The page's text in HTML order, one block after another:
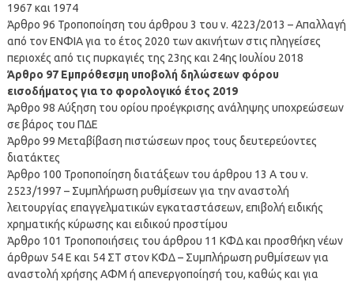
1967 και 1974
Άρθρο 96 Τροποποίηση του άρθρου 3 του ν. 4223/2013 – Απαλλαγή
από τον ΕΝΦΙΑ για το έτος 2020 των ακινήτων στις πληγείσες
περιοχές από τις πυρκαγιές της 23ης και 24ης Ιουλίου 2018
Άρθρο 97 Εμπρόθεσμη υποβολή δηλώσεων φόρου
εισοδήματος για το φορολογικό έτος 2019
Άρθρο 98 Αύξηση του ορίου προέγκρισης ανάληψης υποχρεώσεων
σε βάρος του ΠΔΕ
Άρθρο 99 Μεταβίβαση πιστώσεων προς τους δευτερεύοντες
διατάκτες
Άρθρο 100 Τροποποίηση διατάξεων του άρθρου 13 Α του ν.
2523/1997 – Συμπλήρωση ρυθμίσεων για την αναστολή
λειτουργίας επαγγελματικών εγκαταστάσεων, επιβολή ειδικής
χρηματικής κύρωσης και ειδικού προστίμου
Άρθρο 101 Τροποποιήσεις του άρθρου 11 ΚΦΔ και προσθήκη νέων
άρθρων 54 Ε και 54 ΣΤ στον ΚΦΔ – Συμπλήρωση ρυθμίσεων για
αναστολή χρήσης ΑΦΜ ή απενεργοποίησή του, καθώς και για